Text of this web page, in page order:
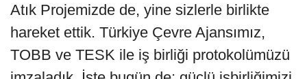
Atık Projemizde de, yine sizlerle birlikte
hareket ettik. Türkiye Çevre Ajansımız,
TOBB ve TESK ile iş birliği protokolümüzü